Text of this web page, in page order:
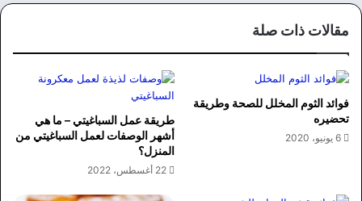
مقالات ذات صلة
فوائد الثوم المخلل للصحة وطريقة
تحضيره
6 يونيو، 2020
طريقة عمل السباغيتي – ما هي
أشهر الوصفات لعمل السباغيتي من
المنزل؟
22 أغسطس، 2022